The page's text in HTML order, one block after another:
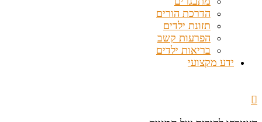
הדרכת הורים
תזונת ילדים
הפרעות קשב
בריאות ילדים
ידע מקצועי